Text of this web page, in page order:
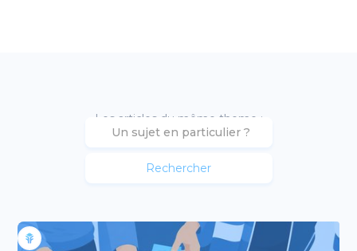
Les articles du même theme :